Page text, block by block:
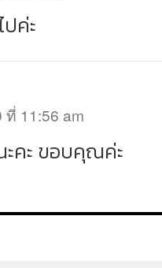
ค่ะ
11:56 am
ะคะ ขอบคุณค่ะ